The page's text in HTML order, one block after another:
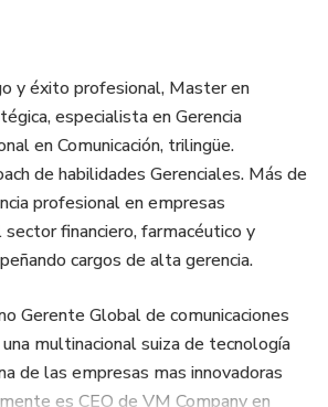
en vivo
más allá de ChatGPT
digitales
natural
tu flujo de contenido
y éxito profesional, Master en
especialista en Gerencia
en Comunicación, trilingüe.
de habilidades Gerenciales. Más de
profesional en empresas
financiero, farmacéutico y
cargos de alta gerencia.
Gerente Global de comunicaciones
multinacional suiza de tecnología
de las empresas mas innovadoras
es CEO de VM Company en